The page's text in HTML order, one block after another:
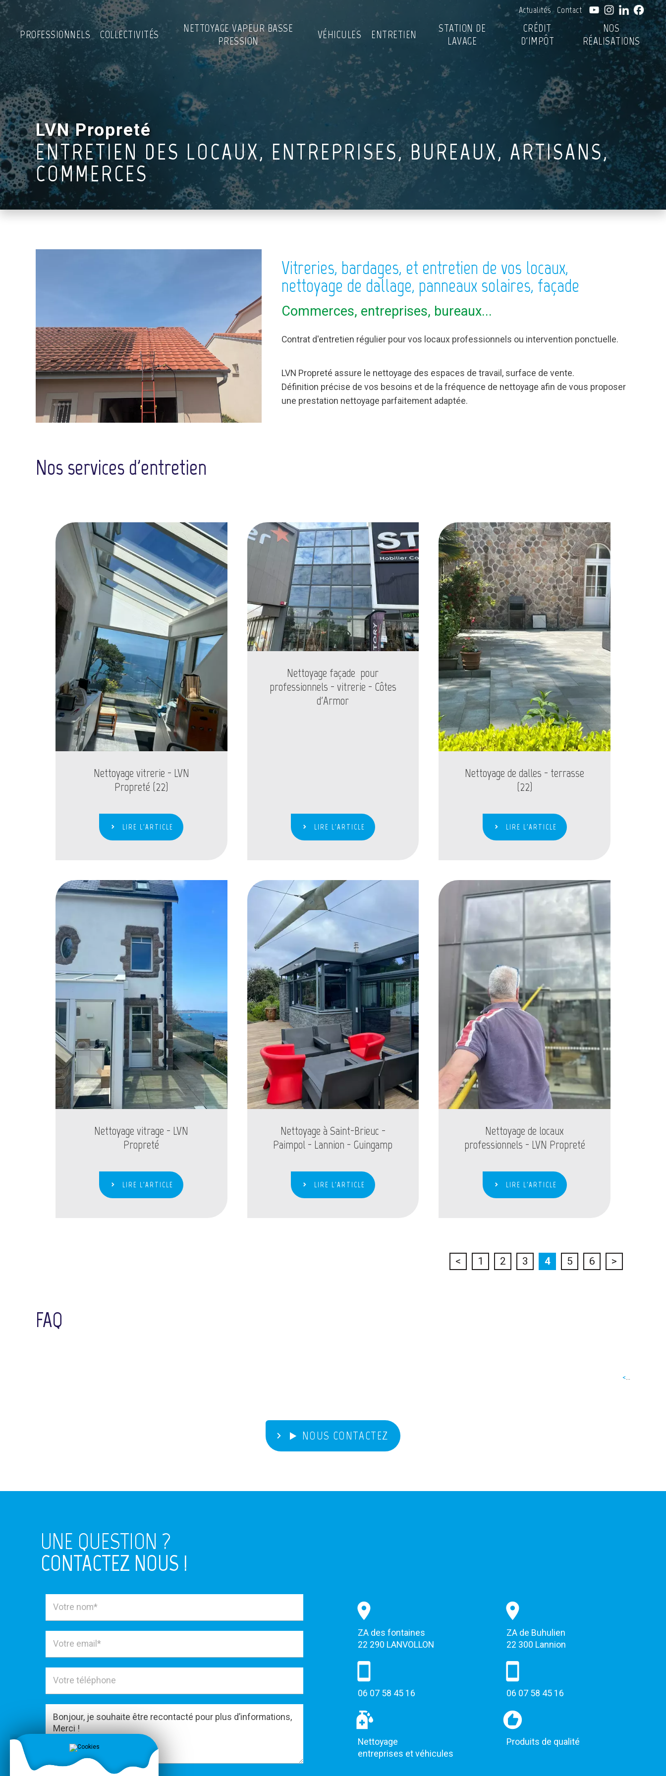
Actualités Contact
PROFESSIONNELS COLLECTIVITÉS
NETTOYAGE VAPEUR BASSE
PRESSION
VÉHICULES ENTRETIEN
STATION DE
LAVAGE
CRÉDIT
D'IMPÔT
NOS
RÉALISATIONS
LVN Propreté
ENTRETIEN DES LOCAUX, ENTREPRISES, BUREAUX, ARTISANS,
COMMERCES
Vitreries, bardages, et entretien de vos locaux,
nettoyage de dallage, panneaux solaires, façade
Commerces, entreprises, bureaux...
Contrat d'entretien régulier pour vos locaux professionnels ou intervention ponctuelle.
LVN Propreté assure le nettoyage des espaces de travail, surface de vente.
Définition précise de vos besoins et de la fréquence de nettoyage afin de vous proposer
une prestation nettoyage parfaitement adaptée.
Nos services d'entretien
Nettoyage vitrerie - LVN
Propreté (22)
LIRE L'ARTICLE
Nettoyage façade pour
professionnels - vitrerie - Côtes
d'Armor
LIRE L'ARTICLE
Nettoyage de dalles - terrasse
(22)
LIRE L'ARTICLE
Nettoyage vitrage - LVN
Propreté
LIRE L'ARTICLE
Nettoyage à Saint-Brieuc -
Paimpol - Lannion - Guingamp
LIRE L'ARTICLE
Nettoyage de locaux
professionnels - LVN Propreté
LIRE L'ARTICLE
< 1 2 3 4 5 6 >
FAQ
<...
NOUS CONTACTEZ
UNE QUESTION ?
CONTACTEZ NOUS !
ZA des fontaines
22 290 LANVOLLON
06 07 58 45 16
Nettoyage
entreprises et véhicules
ZA de Buhulien
22 300 Lannion
06 07 58 45 16
Produits de qualité